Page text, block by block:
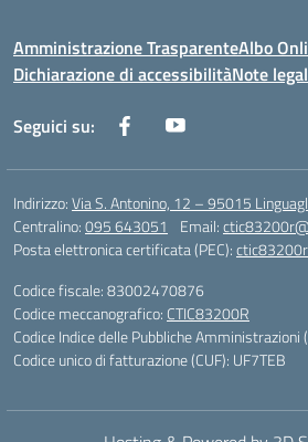
Amministrazione TrasparenteAlbo
Dichiarazione di accessibilitàNote
Seguici su:
Indirizzo:Via S. Antonino, 12 – 95015
Centralino:095 643051 Email:
Posta elettronica certificata (PEC):
Codice fiscale: 83002470876
Codice meccanografico: CTIC83200R
Codice Indice delle Pubbliche
Codice unico di fatturazione (CUF): UF7TEB